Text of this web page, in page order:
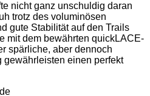
nicht ganz unschuldig daran
trotz des voluminösen
gute Stabilität auf den Trails
mit dem bewährten quickLACE-
spärliche, aber dennoch
gewährleisten einen perfekt